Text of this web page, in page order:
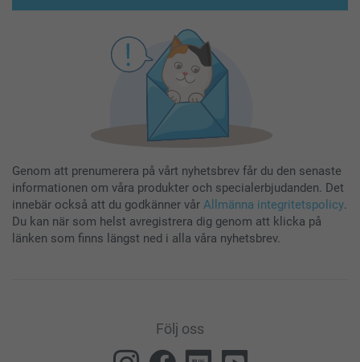
Genom att prenumerera på vårt nyhetsbrev får du den senaste
informationen om våra produkter och specialerbjudanden. Det
innebär också att du godkänner vår Allmänna integritetspolicy.
Du kan när som helst avregistrera dig genom att klicka på
länken som finns längst ned i alla våra nyhetsbrev.
Följ oss